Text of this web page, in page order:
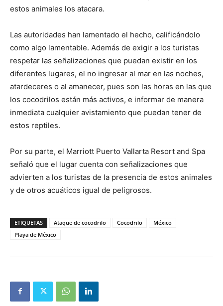
estos animales los atacara.
Las autoridades han lamentado el hecho, calificándolo
como algo lamentable. Además de exigir a los turistas
respetar las señalizaciones que puedan existir en los
diferentes lugares, el no ingresar al mar en las noches,
atardeceres o al amanecer, pues son las horas en las que
los cocodrilos están más activos, e informar de manera
inmediata cualquier avistamiento que puedan tener de
estos reptiles.
Por su parte, el Marriott Puerto Vallarta Resort and Spa
señaló que el lugar cuenta con señalizaciones que
advierten a los turistas de la presencia de estos animales
y de otros acuáticos igual de peligrosos.
ETIQUETAS Ataque de cocodrilo Cocodrilo
México
Playa de México